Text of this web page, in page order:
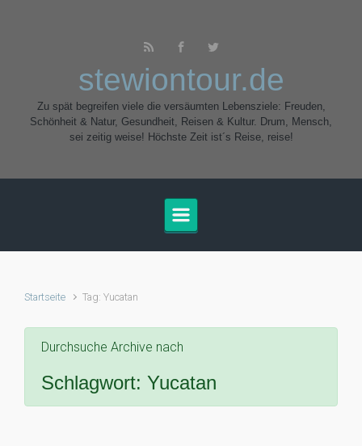
stewiontour.de
Zu spät begreifen viele die versäumten Lebensziele: Freuden,
Schönheit & Natur, Gesundheit, Reisen & Kultur. Drum, Mensch,
sei zeitig weise! Höchste Zeit ist´s Reise, reise!
Startseite Tag: Yucatan
Durchsuche Archive nach
Schlagwort: Yucatan